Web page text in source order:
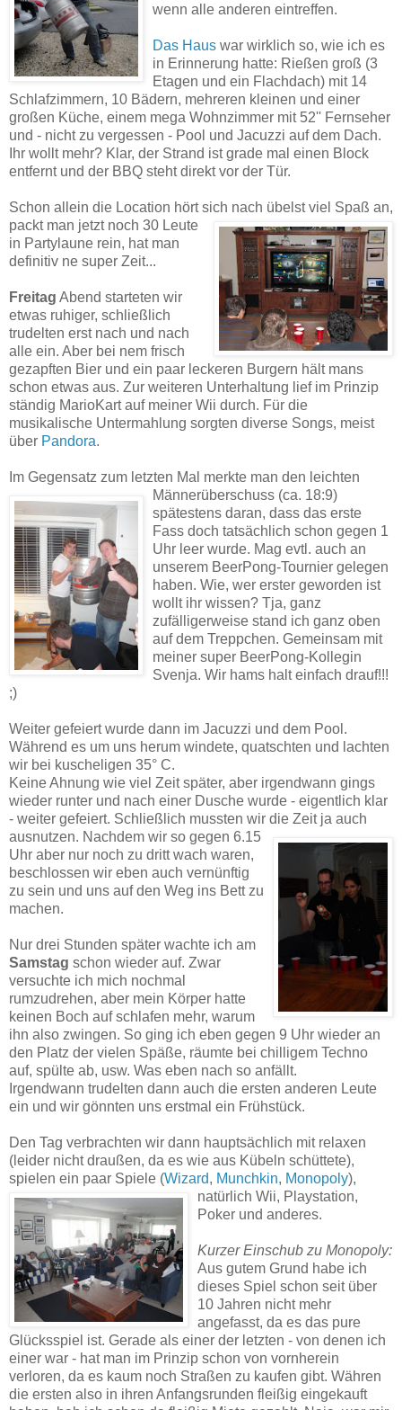
wenn alle anderen eintreffen.
Das Haus war wirklich so, wie ich es
in Erinnerung hatte: Rießen groß (3
Etagen und ein Flachdach) mit 14
Schlafzimmern, 10 Bädern, mehreren kleinen und einer
großen Küche, einem mega Wohnzimmer mit 52'' Fernseher
und - nicht zu vergessen - Pool und Jacuzzi auf dem Dach.
Ihr wollt mehr? Klar, der Strand ist grade mal einen Block
entfernt und der BBQ steht direkt vor der Tür.
Schon allein die Location hört sich nach übelst viel Spaß an,
packt man jetzt noch 30 Leute
in Partylaune rein, hat man
definitiv ne super Zeit...
Freitag Abend starteten wir
etwas ruhiger, schließlich
trudelten erst nach und nach
alle ein. Aber bei nem frisch
gezapften Bier und ein paar leckeren Burgern hält mans
schon etwas aus. Zur weiteren Unterhaltung lief im Prinzip
ständig MarioKart auf meiner Wii durch. Für die
musikalische Untermahlung sorgten diverse Songs, meist
über Pandora.
Im Gegensatz zum letzten Mal merkte man den leichten
Männerüberschuss (ca. 18:9)
spätestens daran, dass das erste
Fass doch tatsächlich schon gegen 1
Uhr leer wurde. Mag evtl. auch an
unserem BeerPong-Tournier gelegen
haben. Wie, wer erster geworden ist
wollt ihr wissen? Tja, ganz
zufälligerweise stand ich ganz oben
auf dem Treppchen. Gemeinsam mit
meiner super BeerPong-Kollegin
Svenja. Wir hams halt einfach drauf!!!
;)
Weiter gefeiert wurde dann im Jacuzzi und dem Pool.
Während es um uns herum windete, quatschten und lachten
wir bei kuscheligen 35° C.
Keine Ahnung wie viel Zeit später, aber irgendwann gings
wieder runter und nach einer Dusche wurde - eigentlich klar
- weiter gefeiert. Schließlich mussten wir die Zeit ja auch
ausnutzen. Nachdem wir so gegen 6.15
Uhr aber nur noch zu dritt wach waren,
beschlossen wir eben auch vernünftig
zu sein und uns auf den Weg ins Bett zu
machen.
Nur drei Stunden später wachte ich am
Samstag schon wieder auf. Zwar
versuchte ich mich nochmal
rumzudrehen, aber mein Körper hatte
keinen Boch auf schlafen mehr, warum
ihn also zwingen. So ging ich eben gegen 9 Uhr wieder an
den Platz der vielen Späße, räumte bei chilligem Techno
auf, spülte ab, usw. Was eben nach so anfällt.
Irgendwann trudelten dann auch die ersten anderen Leute
ein und wir gönnten uns erstmal ein Frühstück.
Den Tag verbrachten wir dann hauptsächlich mit relaxen
(leider nicht draußen, da es wie aus Kübeln schüttete),
spielen ein paar Spiele (Wizard, Munchkin, Monopoly),
natürlich Wii, Playstation,
Poker und anderes.
Kurzer Einschub zu Monopoly:
Aus gutem Grund habe ich
dieses Spiel schon seit über
10 Jahren nicht mehr
angefasst, da es das pure
Glücksspiel ist. Gerade als einer der letzten - von denen ich
einer war - hat man im Prinzip schon von vornherein
verloren, da es kaum noch Straßen zu kaufen gibt. Währen
die ersten also in ihren Anfangsrunden fleißig eingekauft